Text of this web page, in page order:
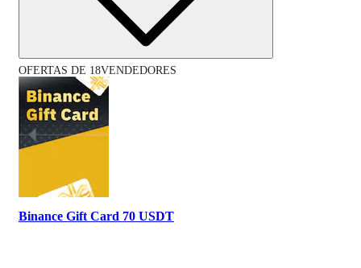
OFERTAS DE 18VENDEDORES
Binance Gift Card 70 USDT